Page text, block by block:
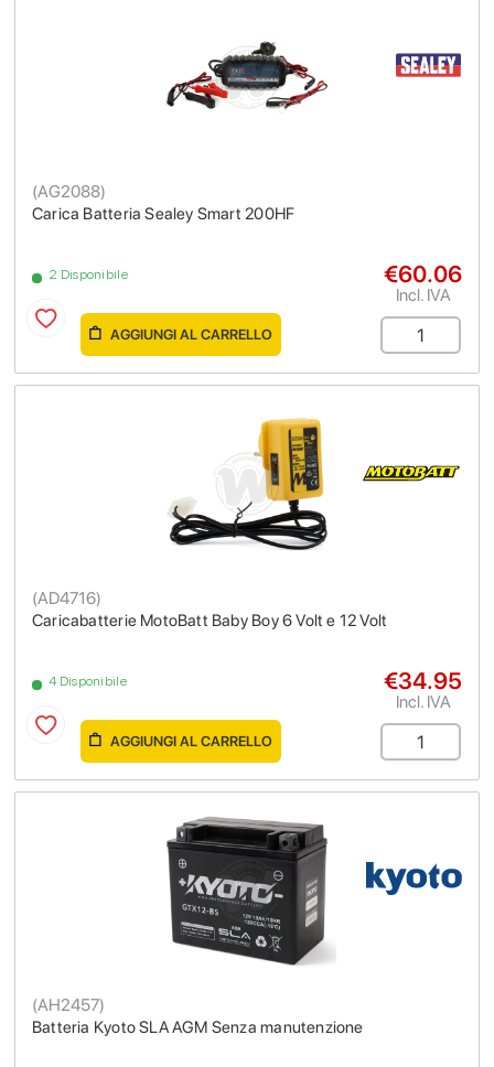
Carica Batteria Sealey Smart 200HF
(AG2088)
2 Disponibile €60.06
Incl. IVA
AGGIUNGI AL CARRELLO
Caricabatterie MotoBatt Baby Boy 6 Volt e 12 Volt
(AD4716)
4 Disponibile €34.95
Incl. IVA
AGGIUNGI AL CARRELLO
Batteria Kyoto SLA AGM Senza manutenzione
(AH2457)